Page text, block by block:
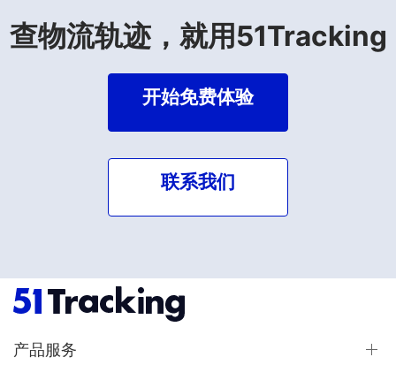
查物流轨迹，就用51Tracking
开始免费体验
联系我们
产品服务